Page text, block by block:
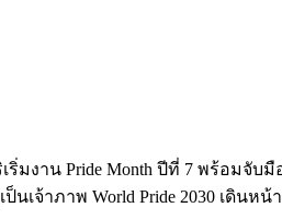
มงาน Pride Month ปีที่ 7 พร้อมจั
นเจ้าภาพ World Pride 2030 เดิน